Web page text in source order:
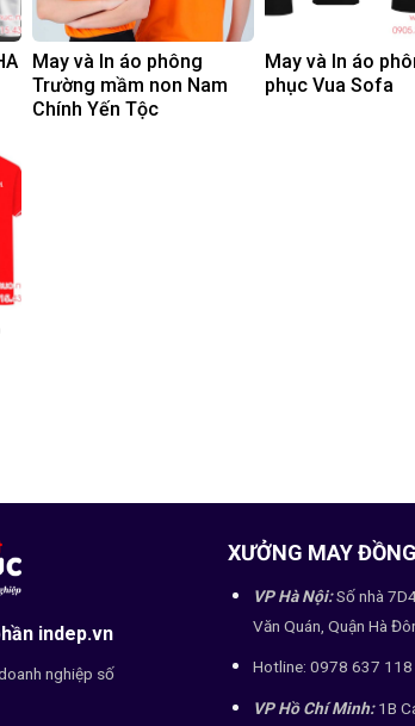
May và In áo phông
Trường mầm non Nam
Chính Yến Tộc
May và In áo
phục Vua Sofa
indep.vn
nghiệp số
XƯỞNG MAY
VP Hà Nội:Số nhà
Văn Quán, Quận Hà
Hotline: 0978 637
VP Hồ Chí Minh:1B